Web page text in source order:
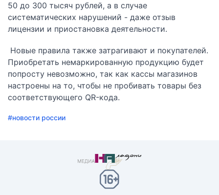
50 до 300 тысяч рублей, а в случае
систематических нарушений - даже отзыв
лицензии и приостановка деятельности.
Новые правила также затрагивают и покупателей.
Приобретать немаркированную продукцию будет
попросту невозможно, так как кассы магазинов
настроены на то, чтобы не пробивать товары без
соответствующего QR-кода.
#новости россии